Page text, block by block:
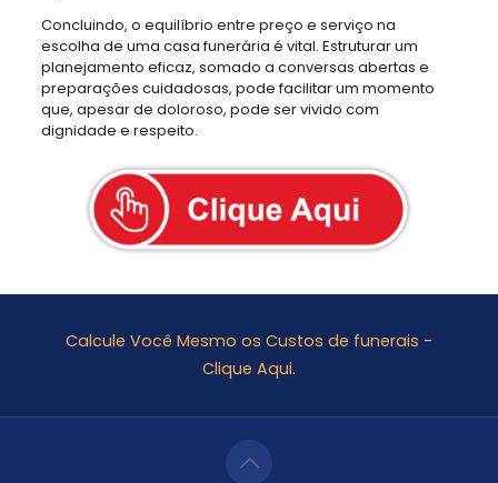
Concluindo, o equilíbrio entre preço e serviço na
escolha de uma casa funerária é vital. Estruturar um
planejamento eficaz, somado a conversas abertas e
preparações cuidadosas, pode facilitar um momento
que, apesar de doloroso, pode ser vivido com
dignidade e respeito.
Calcule Você Mesmo os Custos de funerais -
Clique Aqui.